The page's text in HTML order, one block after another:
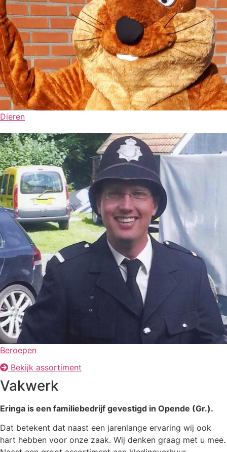
Dieren
Beroepen
Bekijk assortiment
Vakwerk
Eringa is een familiebedrijf gevestigd in Opende (Gr.).
Dat betekent dat naast een jarenlange ervaring wij ook
hart hebben voor onze zaak. Wij denken graag met u mee.